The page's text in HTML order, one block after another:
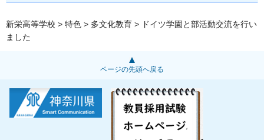
新栄高等学校 > 特色 > 多文化教育 > ドイツ学園と部活動交流を行い
ました
ページの先頭へ戻る